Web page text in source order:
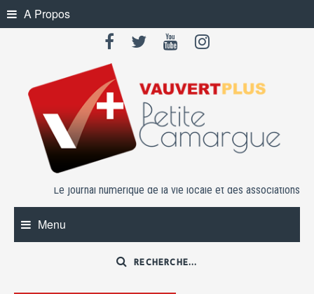
Skip
to
A Propos
Le journal numérique de la vie locale et des associations
Menu